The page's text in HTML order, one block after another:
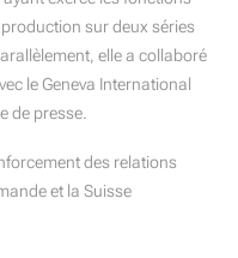
sur deux séries
elle a collaboré
le Geneva International
de presse.
des relations
et la Suisse